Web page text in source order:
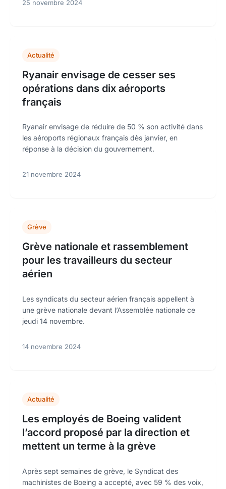
25 novembre 2024
Actualité
Ryanair envisage de cesser ses
opérations dans dix aéroports
français
Ryanair envisage de réduire de 50 % son activité dans
les aéroports régionaux français dès janvier, en
réponse à la décision du gouvernement.
21 novembre 2024
Grève
Grève nationale et rassemblement
pour les travailleurs du secteur
aérien
Les syndicats du secteur aérien français appellent à
une grève nationale devant l’Assemblée nationale ce
jeudi 14 novembre.
14 novembre 2024
Actualité
Les employés de Boeing valident
l’accord proposé par la direction et
mettent un terme à la grève
Après sept semaines de grève, le Syndicat des
machinistes de Boeing a accepté, avec 59 % des voix,